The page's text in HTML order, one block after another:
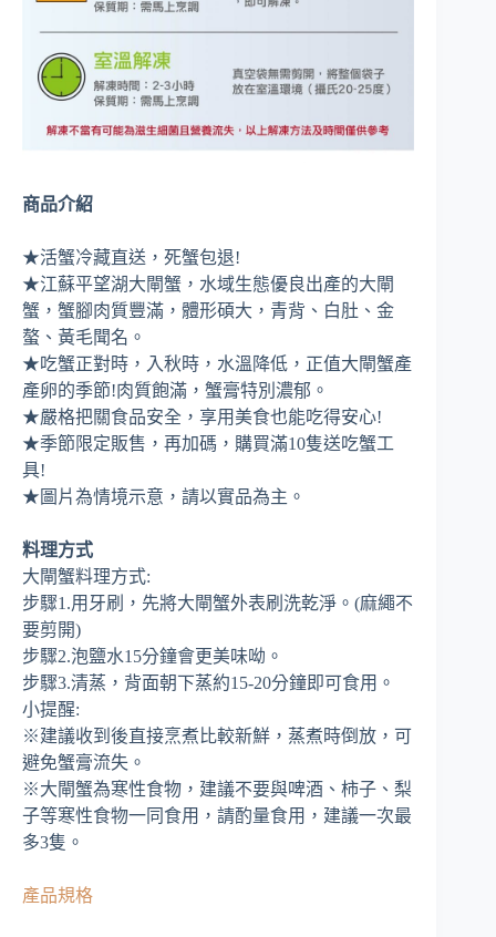
商品介紹
★活蟹冷藏直送，死蟹包退!
★江蘇平望湖大閘蟹，水域生態優良出產的大閘
蟹，蟹腳肉質豐滿，體形碩大，青背、白肚、金
螯、黃毛聞名。
★吃蟹正對時，入秋時，水溫降低，正值大閘蟹產
產卵的季節!肉質飽滿，蟹膏特別濃郁。
★嚴格把關食品安全，享用美食也能吃得安心!
★季節限定販售，再加碼，購買滿10隻送吃蟹工
具!
★圖片為情境示意，請以實品為主。
料理方式
大閘蟹料理方式:
步驟1.用牙刷，先將大閘蟹外表刷洗乾淨。(麻繩不
要剪開)
步驟2.泡鹽水15分鐘會更美味呦。
步驟3.清蒸，背面朝下蒸約15-20分鐘即可食用。
小提醒:
※建議收到後直接烹煮比較新鮮，蒸煮時倒放，可
避免蟹膏流失。
※大閘蟹為寒性食物，建議不要與啤酒、柿子、梨
子等寒性食物一同食用，請酌量食用，建議一次最
多3隻。
產品規格